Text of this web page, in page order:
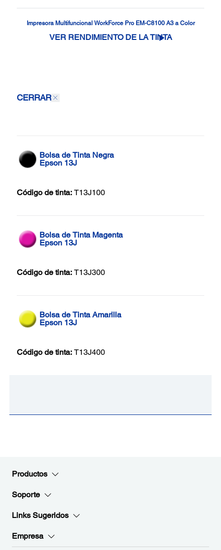
Impresora Multifuncional WorkForce Pro EM-C8100 A3 a Color
VER RENDIMIENTO DE LA TINTA
CERRAR
Bolsa de Tinta Negra
Epson 13J
Código de tinta: T13J100
Bolsa de Tinta Magenta
Epson 13J
Código de tinta: T13J300
Bolsa de Tinta Amarilla
Epson 13J
Código de tinta: T13J400
Productos
Soporte
Links Sugeridos
Empresa